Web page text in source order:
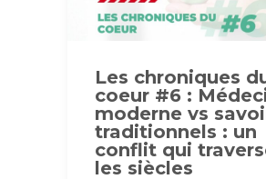
Les chroniques
coeur #6 :
moderne vs
traditionnels : un
conflit qui
les siècles